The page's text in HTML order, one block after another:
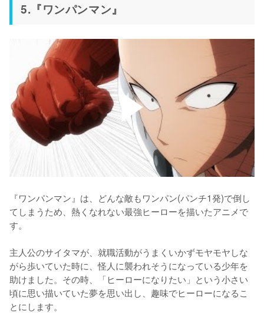
5.『ワンパンマン』
『ワンパンマン』は、どんな敵もワンパン(パンチ1発)で倒し
てしまうため、熱くなれない最強ヒーローを描いたアニメで
す。
主人公のサイタマが、就職活動がうまくいかずモヤモヤしな
がら歩いていた時に、怪人に襲われそうになっている少年を
助けました。その時、「ヒーローになりたい」という小さい
頃に思い描いていた夢を思い出し、趣味でヒーローになるこ
とにします。